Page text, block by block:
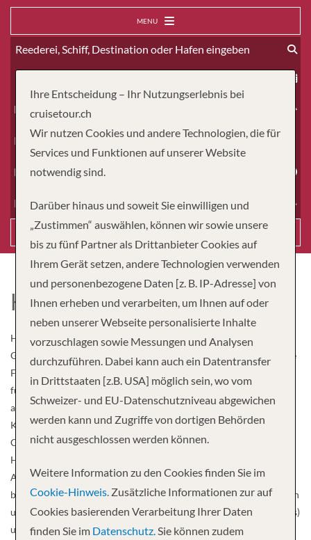
MENU
Erwachsene
Kinder
Dauer
Reiseart
Suchen
HAVILA VOYAGES
Havila Shipping ASA wurde 2002 gegründet und gehört zur Havila
Group mit Sitz in Fosnavåg in Norwegen. Ende 2017 hatten sie eine
Flotte von 23 Spezialschiffen wie Versorgungs- und Arbeitsschiffe
für die Ölindustrie und die Bohrplattformen. Seit 2021 sind nun
auch vier touristische Schiffe in Planung, womit Havila in das
Kreuzfahrtgeschäft einstieg. Die Schiffe Havila Capella und Havila
Castor wurden 2021 und 2022 fertiggestellt, die beiden Schiffe
Havila Polaris und Havila Pollux wurden 2023 in Dienst gestellt.
Alle Schiffe sind 122,7 Meter lang und 22 Meter breit und
baugleich. Ausserdem können bis zu 640 Passagiere in 179 Kabinen
untergebracht werden. Mit modernem LNG-Antrieb (Flüssigerdgas)
und umweltfreundlichen Batterien können die Schiffe bis zu vier
Ihre Entscheidung – Ihr Nutzungserlebnis bei
cruisetour.ch
Wir nutzen Cookies und andere Technologien, die für
Services und Funktionen auf unserer Website
notwendig sind.
Darüber hinaus und soweit Sie einwilligen und
„Zustimmen“ auswählen, können wir sowie unsere
bis zu fünf Partner als Drittanbieter Cookies auf
Ihrem Gerät setzen, andere Technologien verwenden
und personenbezogene Daten [z. B. IP-Adresse] von
Ihnen erheben und verarbeiten, um Ihnen auf oder
neben unserer Webseite personalisierte Inhalte
vorzuschlagen sowie Messungen und Analysen
durchzuführen. Dabei kann auch ein Datentransfer
in Drittstaaten [z.B. USA] möglich sein, wo vom
Schweizer- und EU-Datenschutzniveau abgewichen
werden kann und Zugriffe von dortigen Behörden
nicht ausgeschlossen werden können.
Weitere Information zu den Cookies finden Sie im
Cookie-Hinweis. Zusätzliche Informationen zur auf
Cookies basierenden Verarbeitung Ihrer Daten
finden Sie im Datenschutz.Sie können zudem